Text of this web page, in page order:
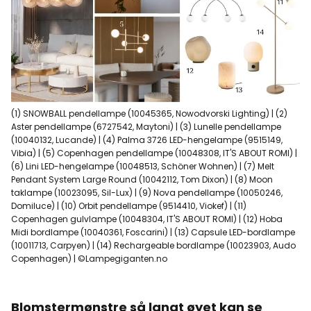
(1) SNOWBALL pendellampe (10045365, Nowodvorski Lighting) | (2)
Aster pendellampe (6727542, Maytoni) | (3) Lunelle pendellampe
(10040132, Lucande) | (4) Palma 3726 LED-hengelampe (9515149,
Vibia) | (5) Copenhagen pendellampe (10048308, IT'S ABOUT ROMI) |
(6) Lini LED-hengelampe (10048513, Schöner Wohnen) | (7) Melt
Pendant System Large Round (10042112, Tom Dixon) | (8) Moon
taklampe (10023095, Sil-Lux) | (9) Nova pendellampe (10050246,
Domiluce) | (10) Orbit pendellampe (9514410, Viokef) | (11)
Copenhagen gulvlampe (10048304, IT'S ABOUT ROMI) | (12) Hoba
Midi bordlampe (10040361, Foscarini) | (13) Capsule LED-bordlampe
(10011713, Carpyen) | (14) Rechargeable bordlampe (10023903, Audo
Copenhagen) | ©Lampegiganten.no
Blomstermønstre så langt øyet kan se